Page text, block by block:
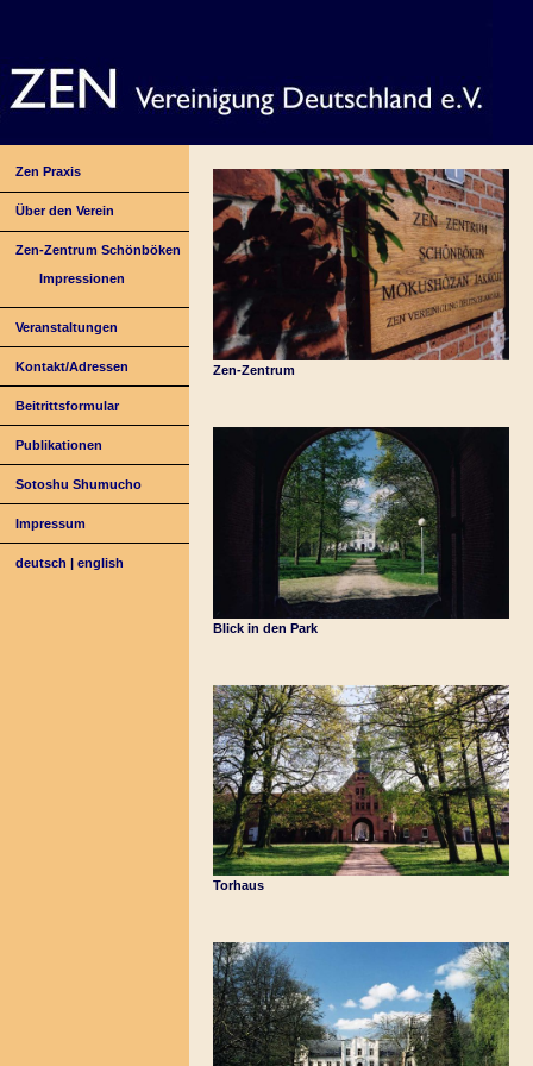
Zen Praxis
Über den Verein
Zen-Zentrum Schönböken
Impressionen
Veranstaltungen
Kontakt/Adressen
Beitrittsformular
Publikationen
Sotoshu Shumucho
Impressum
deutsch |english
Zen-Zentrum
Blick in den Park
Torhaus